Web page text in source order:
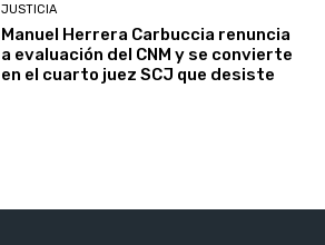
JUSTICIA
Manuel Herrera Carbuccia renuncia
a evaluación del CNM y se convierte
en el cuarto juez SCJ que desiste